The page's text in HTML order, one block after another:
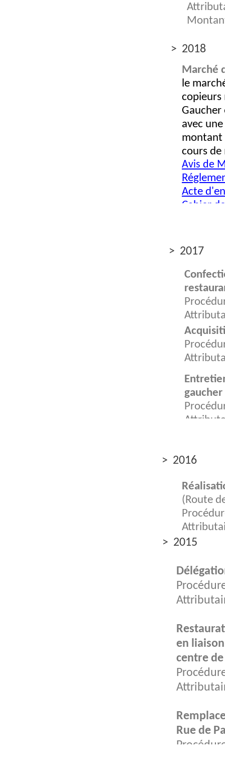
Marché
le
copieurs
Gaucher
avec
montant
cours de
Avis de
Acte
Cahier
> 2018
gaucher
(Route
> 2017
en
centre
Rue de
> 2015
> 2016